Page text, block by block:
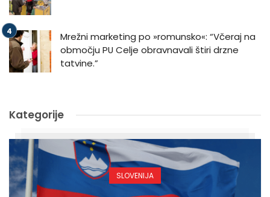
Mrežni marketing po »romunsko«: “Včeraj na
območju PU Celje obravnavali štiri drzne
tatvine.”
Kategorije
SLOVENIJA